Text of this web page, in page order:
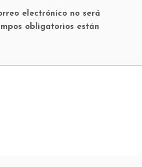
electrónico no será
obligatorios están